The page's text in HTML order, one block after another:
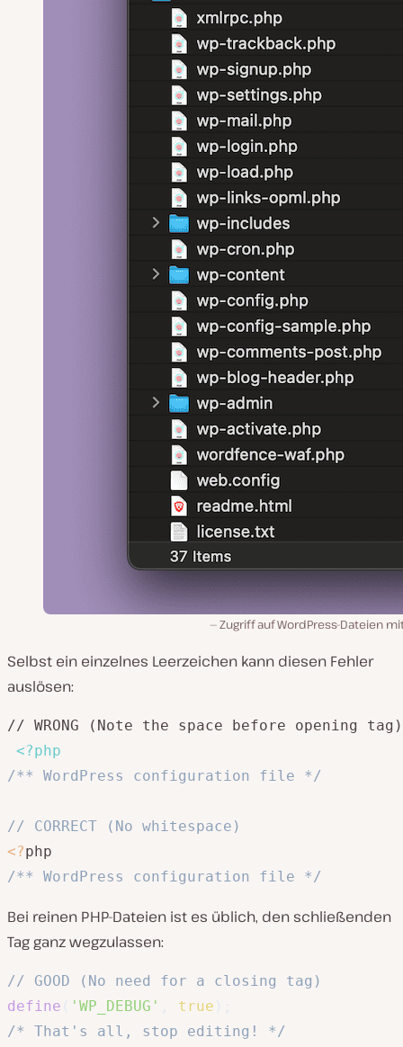
Zugriff auf WordPress-Dateien mit
Selbst ein einzelnes Leerzeichen kann diesen Fehler
auslösen:
// WRONG (Note the space before opening tag)
<?php
/** WordPress configuration file */
// CORRECT (No whitespace)
<?
/** WordPress configuration file */
Bei reinen PHP-Dateien ist es üblich, den schließenden
Tag ganz wegzulassen:
// GOOD (No need for a closing tag)
define
'WP_DEBUG' true
/* That's all, stop editing! */